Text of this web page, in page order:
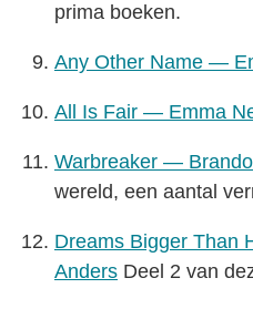
prima boeken.
Any Other Name —
All Is Fair — Emma
Warbreaker —
wereld, een aantal
Dreams Bigger Than
Anders Deel 2 van